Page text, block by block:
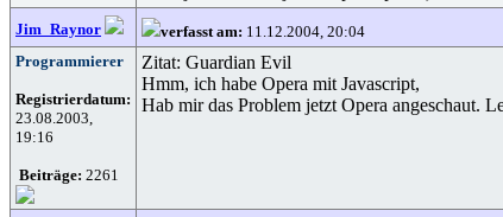
Jim_Raynor verfasst am: 11.12.2004, 20:04
Programmierer
Registrierdatum:
23.08.2003,
19:16
Beiträge: 2261
Zitat: Guardian Evil
Hmm, ich habe Opera mit Javascript,
Hab mir das Problem jetzt Opera angeschaut.